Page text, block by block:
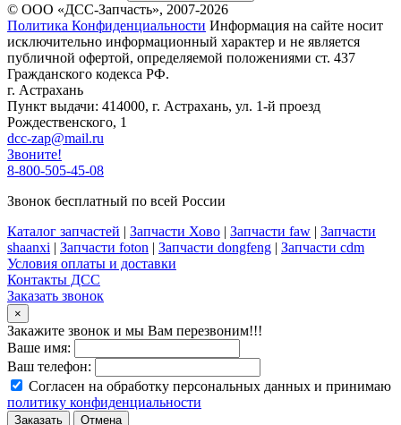
© ООО «ДСС-Запчасть», 2007-2026
Политика Конфиденциальности Информация на сайте носит
исключительно информационный характер и не является
публичной офертой, определяемой положениями ст. 437
Гражданского кодекса РФ.
г. Астрахань
Пункт выдачи: 414000, г. Астрахань, ул. 1-й проезд
Рождественского, 1
dcc-zap@mail.ru
Звоните!
8-800-505-45-08
Звонок бесплатный по всей России
Каталог запчастей | Запчасти Хово | Запчасти faw | Запчасти
shaanxi | Запчасти foton | Запчасти dongfeng | Запчасти cdm
Условия оплаты и доставки
Контакты ДСС
Заказать звонок
×
Закажите звонок и мы Вам перезвоним!!!
Ваше имя:
Ваш телефон:
Согласен на обработку персональных данных и принимаю
политику конфиденциальности
Заказать Отмена